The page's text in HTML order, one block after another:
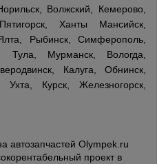
Волжский, Кемерово,
Ханты Мансийск,
Рыбинск, Симферополь,
Тула, Мурманск, Вологда,
Калуга, Обнинск,
Курск, Железногорск,
автозапчастей Olympek.ru
проект в